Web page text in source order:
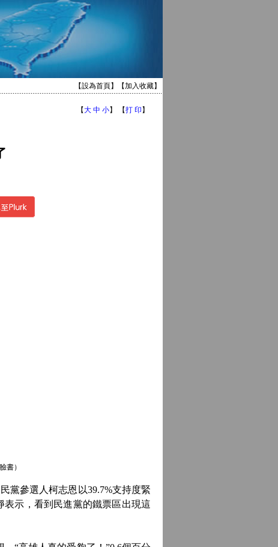
【設為首頁】【加入收藏】
【大 中 小】 【打 印 】
書）
參選人柯志恩以39.7%支持度緊
表示，看到民進黨的鐵票區出現這